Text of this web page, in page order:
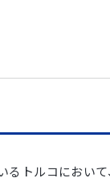
トルコにおい